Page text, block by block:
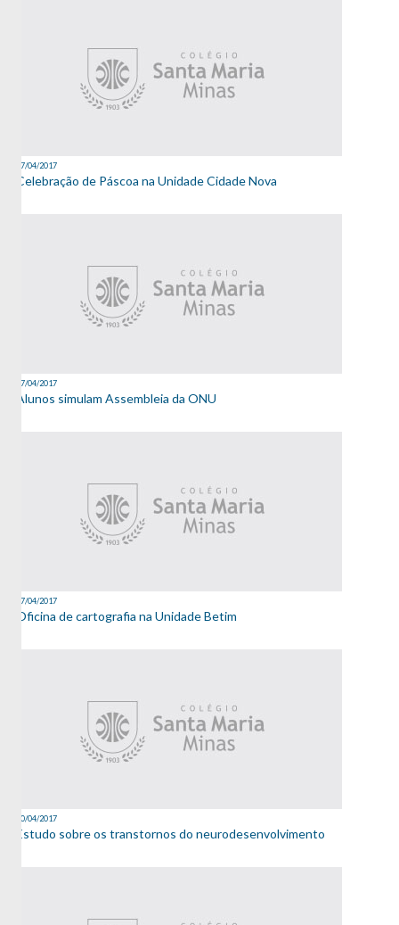
27/04/2017
Celebração de Páscoa na Unidade Cidade Nova
27/04/2017
Alunos simulam Assembleia da ONU
27/04/2017
Oficina de cartografia na Unidade Betim
20/04/2017
Estudo sobre os transtornos do neurodesenvolvimento